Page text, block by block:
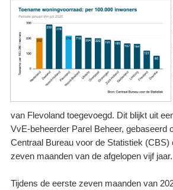
van Flevoland toegevoegd. Dit blijkt uit
VvE-beheerder Parel Beheer, gebaseerd
Centraal Bureau voor de Statistiek (CBS)
zeven maanden van de afgelopen vijf jaar.
Tijdens de eerste zeven maanden van